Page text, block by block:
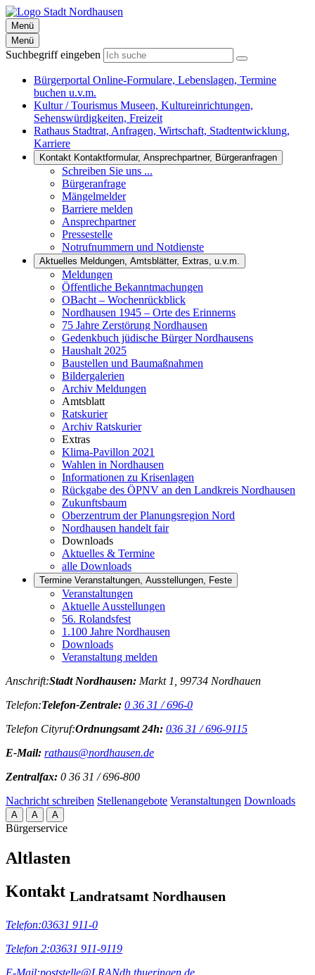
Menü
Menü
Suchbegriff eingeben
Bürgerportal Online-Formulare, Lebenslagen, Termine
buchen u.v.m.
Kultur / Tourismus Museen, Kultureinrichtungen,
Sehenswürdigkeiten, Freizeit
Rathaus Stadtrat, Anfragen, Wirtschaft, Stadtentwicklung,
Karriere
Kontakt Kontaktformular, Ansprechpartner, Bürgeranfragen
Schreiben Sie uns ...
Bürgeranfrage
Mängelmelder
Barriere melden
Ansprechpartner
Pressestelle
Notrufnummern und Notdienste
Aktuelles Meldungen, Amtsblätter, Extras, u.v.m.
Meldungen
Öffentliche Bekanntmachungen
OBacht – Wochenrückblick
Nordhausen 1945 – Orte des Erinnerns
75 Jahre Zerstörung Nordhausen
Gedenkbuch jüdische Bürger Nordhausens
Haushalt 2025
Baustellen und Baumaßnahmen
Bildergalerien
Archiv Meldungen
Amtsblatt
Ratskurier
Archiv Ratskurier
Extras
Klima-Pavillon 2021
Wahlen in Nordhausen
Informationen zu Krisenlagen
Rückgabe des ÖPNV an den Landkreis Nordhausen
Zukunftsbaum
Oberzentrum der Planungsregion Nord
Nordhausen handelt fair
Downloads
Aktuelles & Termine
alle Downloads
Termine Veranstaltungen, Ausstellungen, Feste
Veranstaltungen
Aktuelle Ausstellungen
56. Rolandsfest
1.100 Jahre Nordhausen
Downloads
Veranstaltung melden
Anschrift:Stadt Nordhausen: Markt 1, 99734 Nordhauen
Telefon:Telefon-Zentrale: 0 36 31 / 696-0
Telefon Cityruf:Ordnungsamt 24h: 036 31 / 696-9115
E-Mail: rathaus@nordhausen.de
Zentralfax: 0 36 31 / 696-800
Nachricht schreiben Stellenangebote Veranstaltungen Downloads
A A A
Bürgerservice
Altlasten
Kontakt Landratsamt Nordhausen
Telefon:03631 911-0
Telefon 2:03631 911-9119
E-Mail:poststelle@LRANdh.thueringen.de